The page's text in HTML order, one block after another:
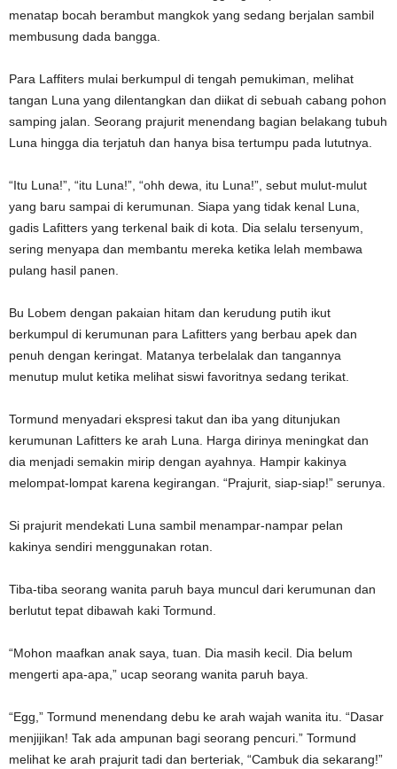
menatap bocah berambut mangkok yang sedang berjalan sambil
membusung dada bangga.
Para Laffiters mulai berkumpul di tengah pemukiman, melihat
tangan Luna yang dilentangkan dan diikat di sebuah cabang pohon
samping jalan. Seorang prajurit menendang bagian belakang tubuh
Luna hingga dia terjatuh dan hanya bisa tertumpu pada lututnya.
“Itu Luna!”, “itu Luna!”, “ohh dewa, itu Luna!”, sebut mulut-mulut
yang baru sampai di kerumunan. Siapa yang tidak kenal Luna,
gadis Lafitters yang terkenal baik di kota. Dia selalu tersenyum,
sering menyapa dan membantu mereka ketika lelah membawa
pulang hasil panen.
Bu Lobem dengan pakaian hitam dan kerudung putih ikut
berkumpul di kerumunan para Lafitters yang berbau apek dan
penuh dengan keringat. Matanya terbelalak dan tangannya
menutup mulut ketika melihat siswi favoritnya sedang terikat.
Tormund menyadari ekspresi takut dan iba yang ditunjukan
kerumunan Lafitters ke arah Luna. Harga dirinya meningkat dan
dia menjadi semakin mirip dengan ayahnya. Hampir kakinya
melompat-lompat karena kegirangan. “Prajurit, siap-siap!” serunya.
Si prajurit mendekati Luna sambil menampar-nampar pelan
kakinya sendiri menggunakan rotan.
Tiba-tiba seorang wanita paruh baya muncul dari kerumunan dan
berlutut tepat dibawah kaki Tormund.
“Mohon maafkan anak saya, tuan. Dia masih kecil. Dia belum
mengerti apa-apa,” ucap seorang wanita paruh baya.
“Egg,” Tormund menendang debu ke arah wajah wanita itu. “Dasar
menjijikan! Tak ada ampunan bagi seorang pencuri.” Tormund
melihat ke arah prajurit tadi dan berteriak, “Cambuk dia sekarang!”